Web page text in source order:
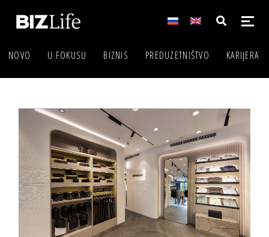
NOVO U FOKUSU BIZNIS PREDUZETNIŠTVO KARIJERA